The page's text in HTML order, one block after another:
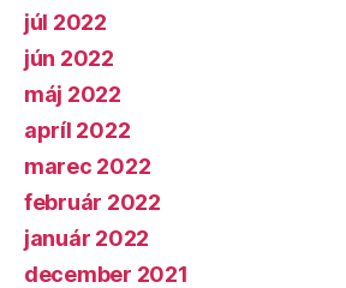
júl 2022
jún 2022
máj 2022
apríl 2022
marec 2022
február 2022
január 2022
december 2021